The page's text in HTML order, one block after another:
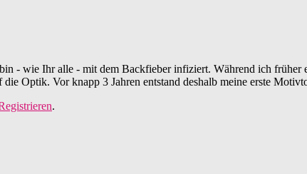
- wie Ihr alle - mit dem Backfieber infiziert. Während ich
Optik. Vor knapp 3 Jahren entstand deshalb meine erste
.